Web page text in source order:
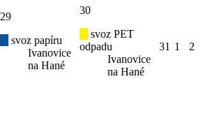
29
svoz papíru
Ivanovice
na Hané
30
svoz PET
odpadu
Ivanovice
na Hané
31 1 2